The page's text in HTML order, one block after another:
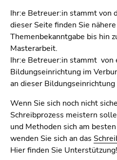
Zur
Unternavigation
(Zugriffstaste
4)
Zu
den
Zusatzinformationen
5)
Zu
den
Seiteneinstellungen
(Benutzer/Sprache)
Ihr:e Betreuer:in stammt von
dieser Seite finden Sie
Themenbekanntgabe bis hin
Masterarbeit.
Ihr:e Betreuer:in stammt von
Bildungseinrichtung im
an dieser
Wenn Sie sich noch nicht
Schreibprozess meistern
und Methoden sich am
wenden Sie sich an das
Hier finden Sie Unterstützung!